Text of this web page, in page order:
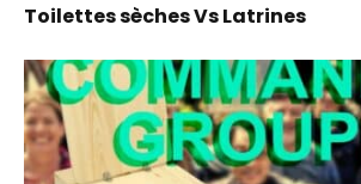
Toilettes sèches Vs Latrines